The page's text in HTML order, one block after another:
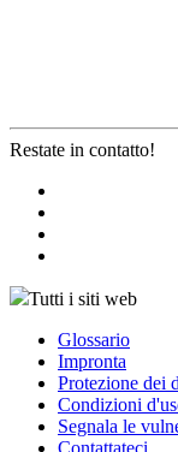
Restate in contatto!
Tutti i siti web
Glossario
Impronta
Protezione dei
Condizioni
Segnala le
Contattateci